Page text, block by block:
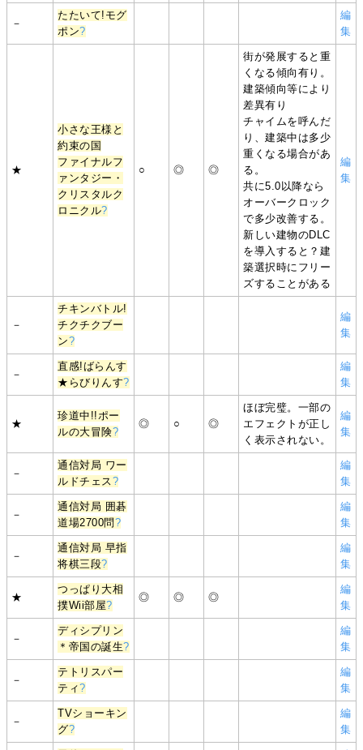
－
たたいて!モグ
ポン?
編
集
★
小さな王様と
約束の国
ファイナルフ
ァンタジー・
クリスタルク
ロニクル?
○ ◎ ◎
街が発展すると重
くなる傾向有り。
建築傾向等により
差異有り
チャイムを呼んだ
り、建築中は多少
重くなる場合があ
る。
共に5.0以降なら
オーバークロック
で多少改善する。
新しい建物のDLC
を導入すると？建
築選択時にフリー
ズすることがある
編
集
－
チキンバトル!
チクチクブー
ン?
編
集
－
直感!ばらんす
★らびりんす?
編
集
★
珍道中!!ポー
ルの大冒険?
◎ ○ ◎
ほぼ完璧。一部の
エフェクトが正し
く表示されない。
編
集
－
通信対局 ワー
ルドチェス ?
編
集
－
通信対局 囲碁
道場2700問?
編
集
－
通信対局 早指
将棋三段?
編
集
★
つっぱり大相
撲Wii部屋?
◎ ◎ ◎
編
集
－
ディシプリン
＊帝国の誕生?
編
集
－
テトリスパー
ティ?
編
集
－
TVショーキン
グ?
編
集